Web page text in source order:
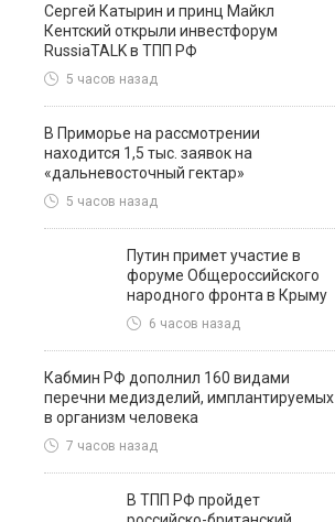
Сергей Катырин и принц Майкл
Кентский открыли инвестфорум
RussiaTALK в ТПП РФ
5 часов назад
В Приморье на рассмотрении
находится 1,5 тыс. заявок на
«дальневосточный гектар»
5 часов назад
Путин примет участие в
форуме Общероссийского
народного фронта в Крыму
6 часов назад
Кабмин РФ дополнил 160 видами
перечни медизделий, имплантируемых
в организм человека
7 часов назад
В ТПП РФ пройдет